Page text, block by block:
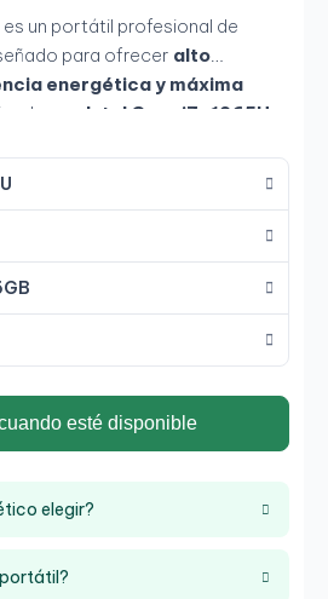
un portátil profesional de
para ofrecer alto
energética y máxima
con Intel Core i7-1265U,
mientras que su
esté disponible
elegir?